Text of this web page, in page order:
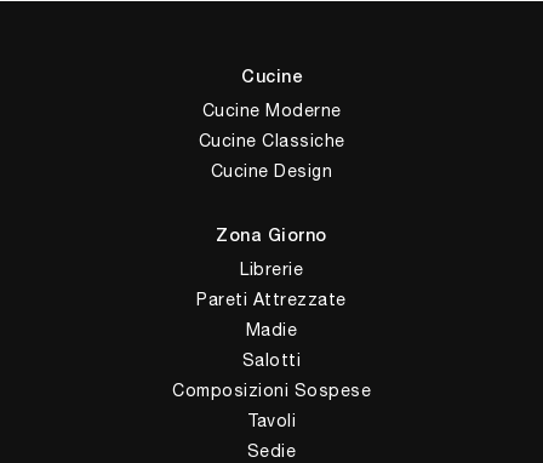
Cucine
Cucine Moderne
Cucine Classiche
Cucine Design
Zona Giorno
Librerie
Pareti Attrezzate
Madie
Salotti
Composizioni Sospese
Tavoli
Sedie